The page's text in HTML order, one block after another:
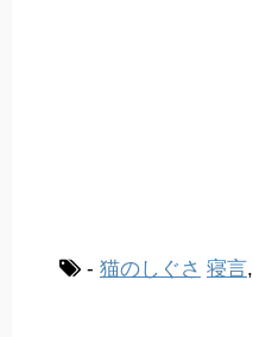
- 猫のしぐさ 寝言,